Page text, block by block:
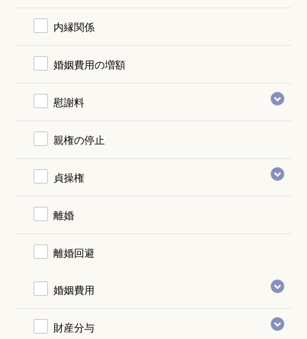
内縁関係
婚姻費用の増額
慰謝料
親権の停止
貞操権
離婚
離婚回避
婚姻費用
財産分与